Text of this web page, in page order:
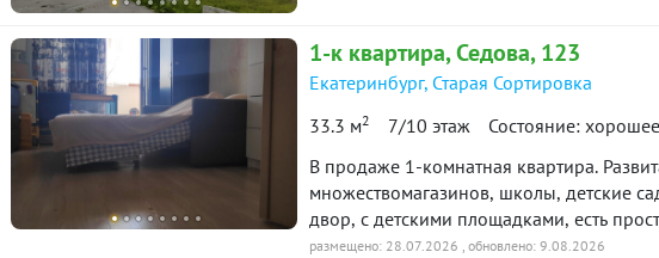
этаж
Показать всю историю: 30 предложений →
1-к квартира, Седова, 123
Екатеринбург, Старая Сортировка
33.3 м2 7/10 этаж Состояние: хорошее
В продаже 1-комнатная квартира.
множествомагазинов, школы, детские
двор, с детскими площадками, есть
председателем. Грузовой лифт.
размещено: 28.07.2026 , обновлено: 9.08.2026